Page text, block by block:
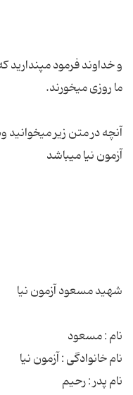
و خداوند فرمود مپندارید
آنچه در متن زیر